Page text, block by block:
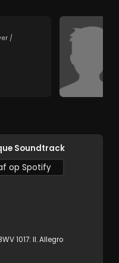
/
Soundtrack
op Spotify
1017: II. Allegro